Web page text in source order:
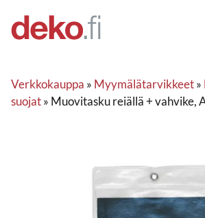
sisältöön
Verkkokauppa » Myymälätarvikkeet»
suojat» Muovitasku reiällä + vahvike,